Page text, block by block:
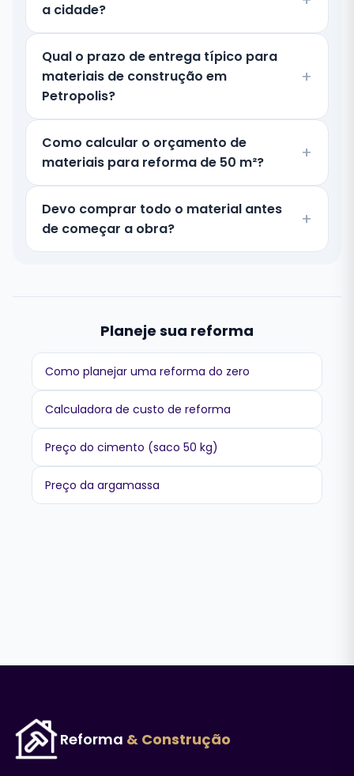
a cidade?
Qual o prazo de entrega típico para
materiais de construção em
Petropolis?
Como calcular o orçamento de
materiais para reforma de 50 m²?
Devo comprar todo o material antes
de começar a obra?
Planeje sua reforma
Como planejar uma reforma do zero
Calculadora de custo de reforma
Preço do cimento (saco 50 kg)
Preço da argamassa
Reforma & Construção